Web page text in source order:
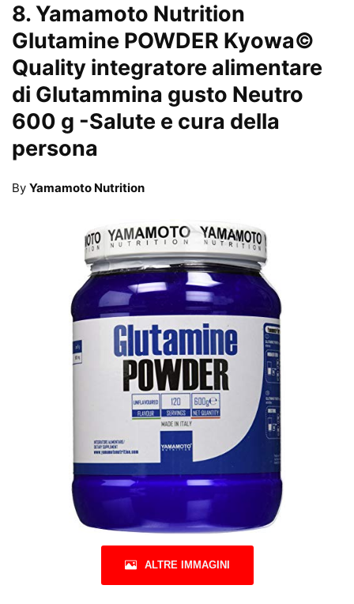
8.Yamamoto Nutrition
Glutamine POWDER Kyowa©
Quality integratore alimentare
di Glutammina gusto Neutro
600 g -Salute e cura della
persona
By Yamamoto Nutrition
ALTRE IMMAGINI